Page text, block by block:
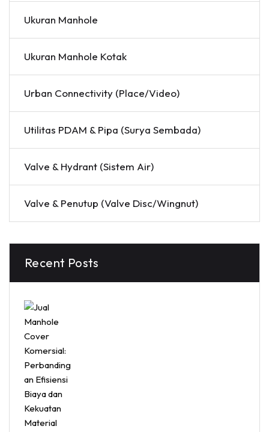
Ukuran Manhole
Ukuran Manhole Kotak
Urban Connectivity (Place/Video)
Utilitas PDAM & Pipa (Surya Sembada)
Valve & Hydrant (Sistem Air)
Valve & Penutup (Valve Disc/Wingnut)
Recent Posts